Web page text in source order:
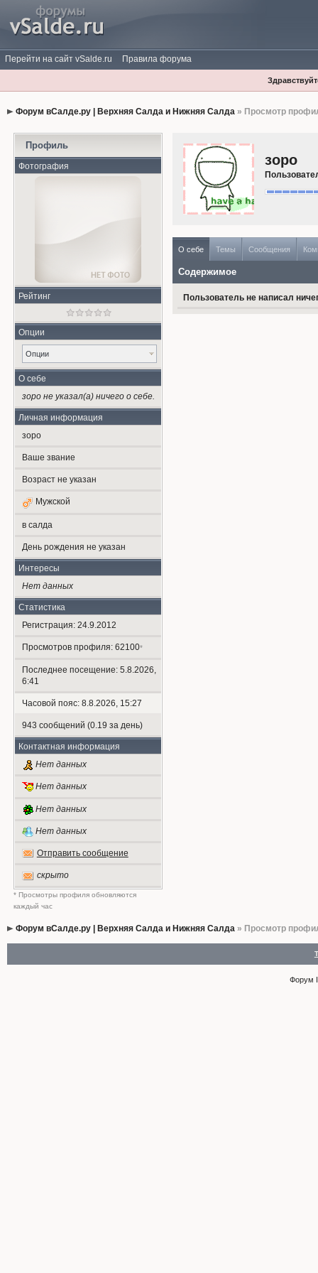
Перейти на сайт vSalde.ru Правила форума
Форум вСалде.ру | Верхняя Салда и Нижняя Салда» Просмотр
Профиль
Фотография
Рейтинг
Опции
Опции
О себе
зоро не указал(а) ничего о себе.
Личная информация
зоро
Ваше звание
Возраст не указан
Мужской
в салда
День рождения не указан
Интересы
Нет данных
Статистика
Регистрация: 24.9.2012
Просмотров профиля: 62100*
Последнее посещение: 5.8.2026,
6:41
Часовой пояс: 8.8.2026, 15:27
943 сообщений (0.19 за день)
Контактная информация
Нет данных
Нет данных
Нет данных
Нет данных
Отправить сообщение
скрыто
* Просмотры профиля обновляются
каждый час
зоро
О себе Темы Сообщения
Содержимое
Пользователь не написал
Форум вСалде.ру | Верхняя Салда и Нижняя Салда» Просмотр
Форум